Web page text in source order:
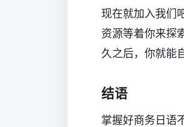
现在就加入我们
资源等着你来探
久之后，你就能
结语
掌握好商务日语